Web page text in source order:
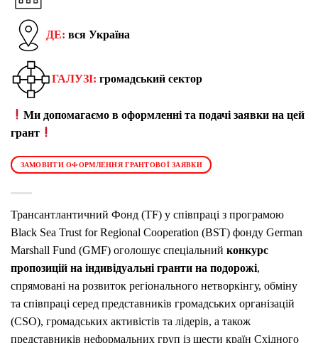
ДЕ: вся Україна
ГАЛУЗІ: громадський сектор
Ми допомагаємо в оформленні та подачі заявки на цей
грант
ЗАМОВИТИ ОФОРМЛЕННЯ ГРАНТОВОЇ ЗАЯВКИ
Трансантлантичний Фонд (TF) у співпраці з програмою
Black Sea Trust for Regional Cooperation (BST) фонду German
Marshall Fund (GMF) оголошує спеціальний конкурс
пропозицій на індивідуальні гранти на подорожі,
спрямовані на розвиток регіонального нетворкінгу, обміну
та співпраці серед представників громадських організацій
(CSO), громадських активістів та лідерів, а також
представників неформальних груп із шести країн Східного